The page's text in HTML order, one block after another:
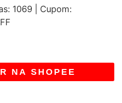
1069 | Cupom:
NA SHOPEE